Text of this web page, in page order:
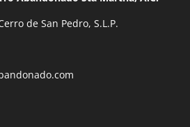
de San Pedro, S.L.P.